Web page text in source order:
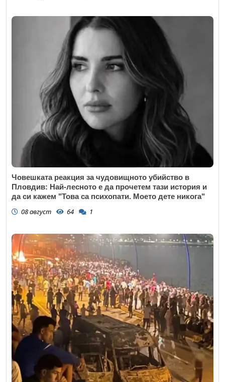
Човешката реакция за чудовищното убийство в
Пловдив: Най-лесното е да прочетем тази история и
да си кажем "Това са психопати. Моето дете никога"
08 август 64 1